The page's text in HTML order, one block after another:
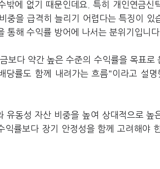
밖에 없기 때문인데요. 특히 개인연금신
중을 급격히 늘리기 어렵다는 특징이 있
통해 수익률 방어에 나서는 분위기입니
보다 약간 높은 수준의 수익률을 목표로
률도 함께 내려가는 흐름"이라고 설명
유동성 자산 비중을 높여 상대적으로 높
률보다 장기 안정성을 함께 고려해야